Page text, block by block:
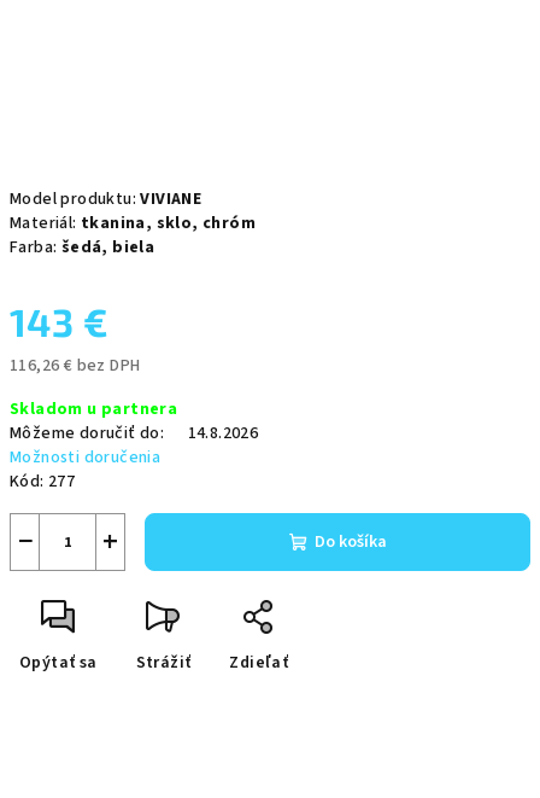
Model produktu:VIVIANE
Materiál: tkanina, sklo, chróm
Farba: šedá, biela
143 €
116,26 € bez DPH
cena:
Skladom u partnera
Môžeme doručiť do:
14.8.2026
Možnosti doručenia
Kód: 277
+
− Do košíka
Opýtať sa Strážiť Zdieľať